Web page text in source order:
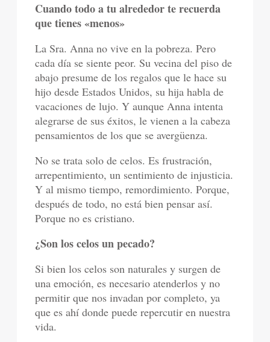
Cuando todo a tu alrededor te recuerda
que tienes «menos»
La Sra. Anna no vive en la pobreza. Pero
cada día se siente peor. Su vecina del piso de
abajo presume de los regalos que le hace su
hijo desde Estados Unidos, su hija habla de
vacaciones de lujo. Y aunque Anna intenta
alegrarse de sus éxitos, le vienen a la cabeza
pensamientos de los que se avergüenza.
No se trata solo de celos. Es frustración,
arrepentimiento, un sentimiento de injusticia.
Y al mismo tiempo, remordimiento. Porque,
después de todo, no está bien pensar así.
Porque no es cristiano.
¿Son los celos un pecado?
Si bien los celos son naturales y surgen de
una emoción, es necesario atenderlos y no
permitir que nos invadan por completo, ya
que es ahí donde puede repercutir en nuestra
vida.